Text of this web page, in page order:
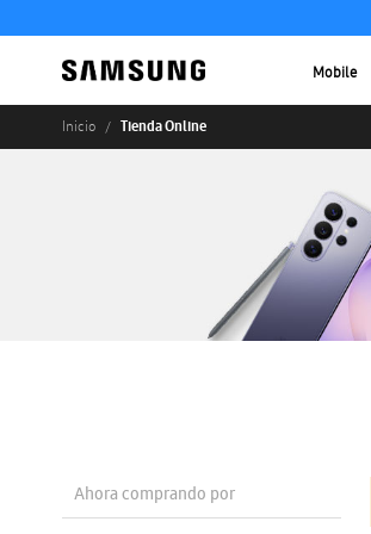
Mobile
Inicio Tienda Online
Ahora comprando por